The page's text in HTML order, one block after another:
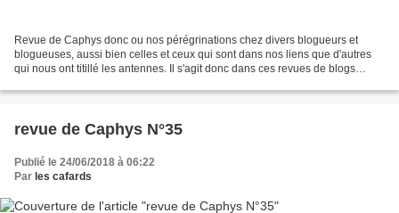
Revue de Caphys donc ou nos pérégrinations chez divers blogueurs et
blogueuses, aussi bien celles et ceux qui sont dans nos liens que d'autres
qui nous ont titillé les antennes. Il s'agit donc dans ces revues de blogs
revue de Caphys N°35
Publié le 24/06/2018 à 06:22
Par les cafards